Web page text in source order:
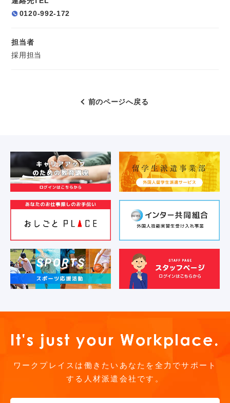
0120-992-172
担当者
採用担当
前のページへ戻る
ワークプレイスは働きたいあなたを全力でサポート
する人材派遣会社です。